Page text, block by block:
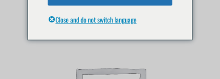
Close and do not switch language